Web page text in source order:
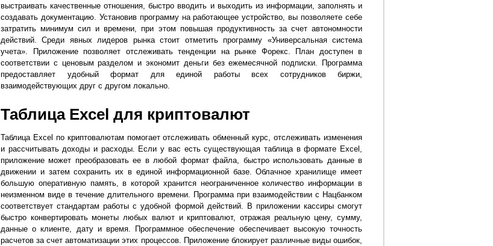
выстраивать качественные отношения, быстро вводить и выходить из информации, заполнять и
создавать документацию. Установив программу на работающее устройство, вы позволяете себе
затратить минимум сил и времени, при этом повышая продуктивность за счет автономности
действий. Среди явных лидеров рынка стоит отметить программу «Универсальная система
учета». Приложение позволяет отслеживать тенденции на рынке Форекс. План доступен в
соответствии с ценовым разделом и экономит деньги без ежемесячной подписки. Программа
предоставляет удобный формат для единой работы всех сотрудников биржи,
взаимодействующих друг с другом локально.
Таблица Excel для криптовалют
Таблица Excel по криптовалютам помогает отслеживать обменный курс, отслеживать изменения
и рассчитывать доходы и расходы. Если у вас есть существующая таблица в формате Excel,
приложение может преобразовать ее в любой формат файла, быстро использовать данные в
движении и затем сохранить их в единой информационной базе. Облачное хранилище имеет
большую оперативную память, в которой хранится неограниченное количество информации в
неизменном виде в течение длительного времени. Программа при взаимодействии с Нацбанком
соответствует стандартам работы с удобной формой действий. В приложении кассиры смогут
быстро конвертировать монеты любых валют и криптовалют, отражая реальную цену, сумму,
данные о клиенте, дату и время. Программное обеспечение обеспечивает высокую точность
расчетов за счет автоматизации этих процессов. Приложение блокирует различные виды ошибок,